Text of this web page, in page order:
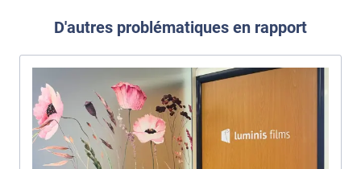
D'autres problématiques en rapport